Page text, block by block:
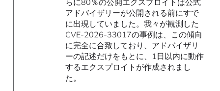
らに80％の公開エクスプロイトは公式
アドバイザリーが公開される前にすで
に出現していました。我々が観測した
CVE-2026-33017の事例は、この傾向
に完全に合致しており、アドバイザリ
ーの記述だけをもとに、1日以内に動作
するエクスプロイトが作成されまし
た。